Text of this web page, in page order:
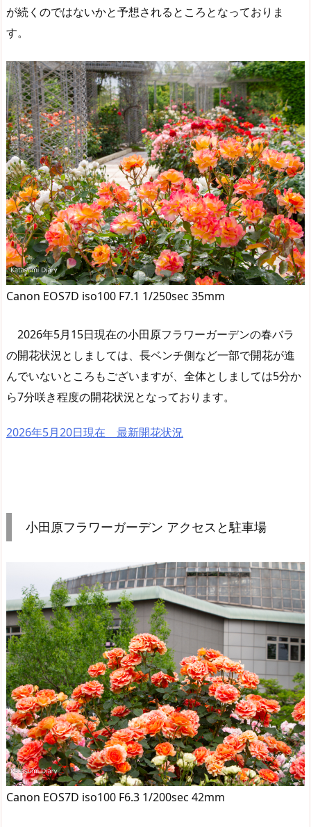
が続くのではないかと予想されるところとなっておりま
す。
Canon EOS7D iso100 F7.1 1/250sec 35mm
2026年5月15日現在の小田原フラワーガーデンの春バラ
の開花状況としましては、長ベンチ側など一部で開花が進
んでいないところもございますが、全体としましては5分か
ら7分咲き程度の開花状況となっております。
2026年5月20日現在 最新開花状況
小田原フラワーガーデン アクセスと駐車場
Canon EOS7D iso100 F6.3 1/200sec 42mm